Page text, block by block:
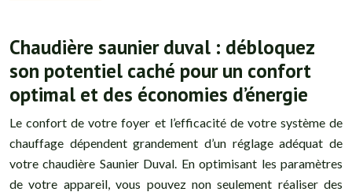
Chaudière saunier duval : débloquez
son potentiel caché pour un confort
optimal et des économies d’énergie
Le confort de votre foyer et l’efficacité de votre système de
chauffage dépendent grandement d’un réglage adéquat de
votre chaudière Saunier Duval. En optimisant les paramètres
de votre appareil, vous pouvez non seulement réaliser des